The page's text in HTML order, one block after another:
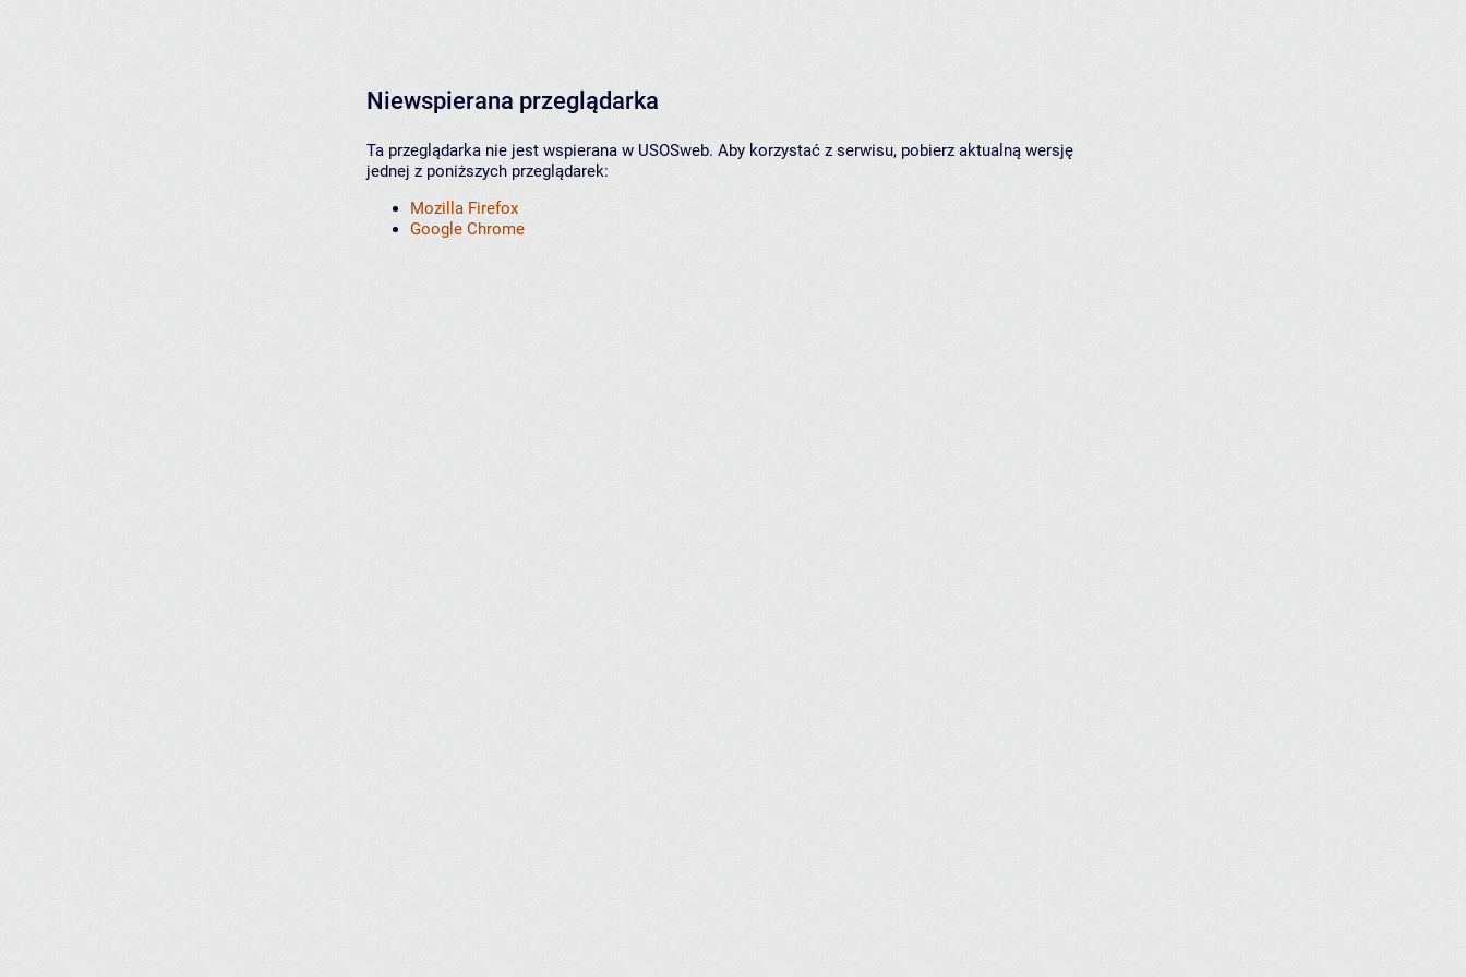
Niewspierana przeglądarka
Ta przeglądarka nie jest wspierana w USOSweb. Aby korzystać z serwisu, pobierz aktualną wersję
jednej z poniższych przeglądarek:
Mozilla Firefox
Google Chrome